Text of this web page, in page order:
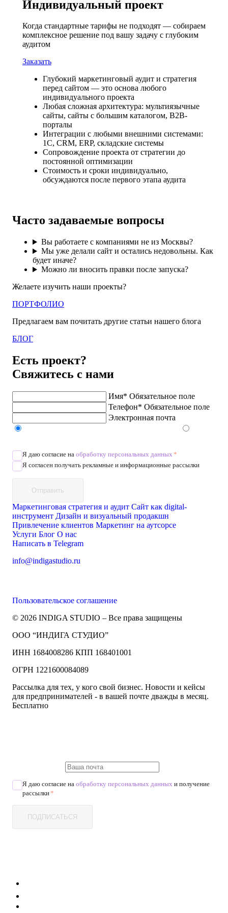
Индивидуальный проект
Когда стандартные тарифы не подходят — собираем
комплексное решение под вашу задачу с глубоким
аудитом
Заказать
Глубокий маркетинговый аудит и стратегия
перед сайтом — это основа любого
индивидуального проекта
Любая сложная архитектура: мультиязычные
сайты, сайты с большим каталогом, B2B-
порталы
Интеграции с любыми внешними системами:
1С, CRM, ERP, складские системы
Сопровождение проекта от стратегии до
постоянной оптимизации
Стоимость и сроки индивидуально,
обсуждаются после первого этапа аудита
Часто задаваемые вопросы
Вы работаете с компаниями не из Москвы?
Мы уже делали сайт и остались недовольны. Как
будет иначе?
Можно ли вносить правки после запуска?
Желаете изучить наши проекты?
ПОРТФОЛИО
Предлагаем вам почитать другие статьи нашего блога
БЛОГ
Есть проект?
Свяжитесь с нами
Имя* Обязательное поле
Телефон* Обязательное поле
Электронная почта
Я даю согласие на обработку персональных данных *
Я согласен получать рекламные и информационные рассылки
Отправить
Маркетинговая стратегия и аудит Сайт как digital-
инструмент Дизайн и визуальный продакшн
Привлечение клиентов Маркетинг на аутсорсе
Услуги Блог О нас
Написать в Telegram
info@indigastudio.ru
Пользовательское соглашение
© 2026 INDIGA STUDIO – Все права защищены
ООО “ИНДИГА СТУДИО”
ИНН 1684008286 КПП 168401001
ОГРН 1221600084089
Рассылка для тех, у кого свой бизнес. Новости и кейсы
для предпринимателей - в вашей почте дважды в месяц.
Бесплатно
Я даю согласие на обработку персональных данных и получение
рассылки*
ПОДПИСАТЬСЯ